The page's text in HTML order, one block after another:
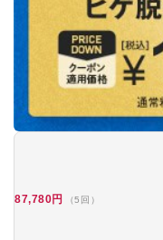
87,780円 （5回）